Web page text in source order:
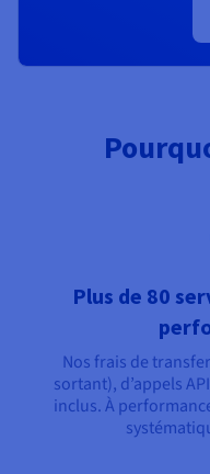
Plus de 80
Nos frais de
sortant), d’appels
inclus. À